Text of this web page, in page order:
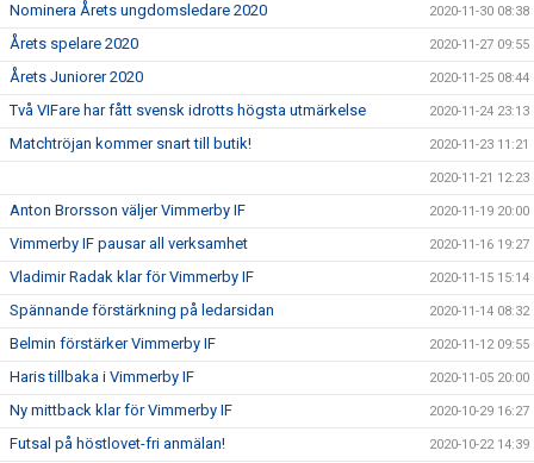
Nominera Årets ungdomsledare 2020 2020-11-30 08:38
Årets spelare 2020 2020-11-27 09:55
Årets Juniorer 2020 2020-11-25 08:44
Två VIFare har fått svensk idrotts högsta utmärkelse 2020-11-24 23:13
Matchtröjan kommer snart till butik! 2020-11-23 11:21
2020-11-21 12:23
Anton Brorsson väljer Vimmerby IF 2020-11-19 20:00
Vimmerby IF pausar all verksamhet 2020-11-16 19:27
Vladimir Radak klar för Vimmerby IF 2020-11-15 15:14
Spännande förstärkning på ledarsidan 2020-11-14 08:32
Belmin förstärker Vimmerby IF 2020-11-12 09:55
Haris tillbaka i Vimmerby IF 2020-11-05 20:00
Ny mittback klar för Vimmerby IF 2020-10-29 16:27
Futsal på höstlovet-fri anmälan! 2020-10-22 14:39